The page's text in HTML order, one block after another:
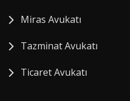
Miras Avukatı
Tazminat Avukatı
Ticaret Avukatı